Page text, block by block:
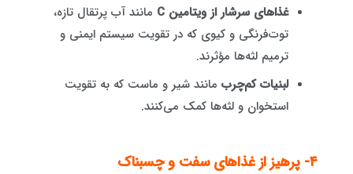
غذاهای سرشار از ویتامین C
مانند آب پرتقال تازه،
توت‌فرنگی و کیوی که در تقویت سیستم ایمنی و
ترمیم لثه‌ها مؤثرند.
لبنیات کم‌چرب مانند شیر و ماست که به تقویت
استخوان و لثه‌ها کمک می‌کنند.
۴- پرهیز از غذاهای سفت و چسبناک